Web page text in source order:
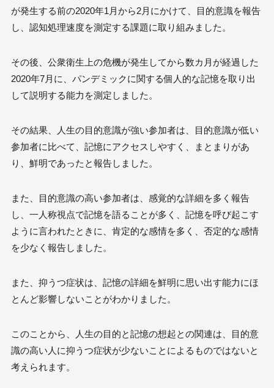
が発生する前の2020年1月から2月にかけて、目的意識を報告
し、認知処理速度を測定する課題に取り組みました。
その後、公衆衛生上の危機が発生してから数カ月が経過した
2020年7月に、パンデミックに関する個人的な記憶を取り出
して説明する能力を測定しました。
その結果、人生の目的意識が強い参加者は、目的意識が低い
参加者に比べて、記憶にアクセスしやすく、まとまりがあ
り、鮮明であったと報告しました。
また、目的意識の高い参加者は、感覚的な詳細を多く報告
し、一人称視点で記憶を語ることが多く、記憶を呼び起こす
ように言われたときに、肯定的な感情を多く、否定的な感情
を少なく報告しました。
また、抑うつ症状は、記憶の詳細を鮮明に思い出す能力にほ
とんど影響しないことがわかりました。
このことから、人生の目的と記憶の想起との関連は、目的意
識の高い人に抑うつ症状が少ないことによるものではないと
考えられます。